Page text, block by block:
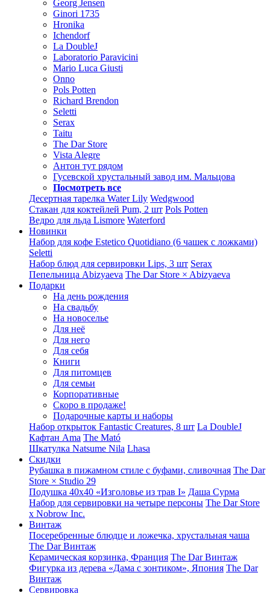
Georg Jensen
Ginori 1735
Hronika
Ichendorf
La DoubleJ
Laboratorio Paravicini
Mario Luca Giusti
Onno
Pols Potten
Richard Brendon
Seletti
Serax
Taitu
The Dar Store
Vista Alegre
Антон тут рядом
Гусевской хрустальный завод им. Мальцова
Посмотреть все
Десертная тарелка Water Lily Wedgwood
Стакан для коктейлей Pum, 2 шт Pols Potten
Ведро для льда Lismore Waterford
Новинки
Набор для кофе Estetico Quotidiano (6 чашек с ложками)
Seletti
Набор блюд для сервировки Lips, 3 шт Serax
Пепельница Abizyaeva The Dar Store × Abizyaeva
Подарки
На день рождения
На свадьбу
На новоселье
Для неё
Для него
Для себя
Книги
Для питомцев
Для семьи
Корпоративные
Скоро в продаже!
Подарочные карты и наборы
Набор открыток Fantastic Creatures, 8 шт La DoubleJ
Кафтан Ama The Mató
Шкатулка Natsume Nila Lhasa
Скидки
Рубашка в пижамном стиле с буфами, сливочная The Dar
Store × Studio 29
Подушка 40x40 «Изголовье из трав I» Даша Сурма
Набор для сервировки на четыре персоны The Dar Store
х Nobrow Inc.
Винтаж
Посеребренные блюдце и ложечка, хрустальная чаша
The Dar Винтаж
Керамическая корзинка, Франция The Dar Винтаж
Фигурка из дерева «Дама с зонтиком», Япония The Dar
Винтаж
Сервировка